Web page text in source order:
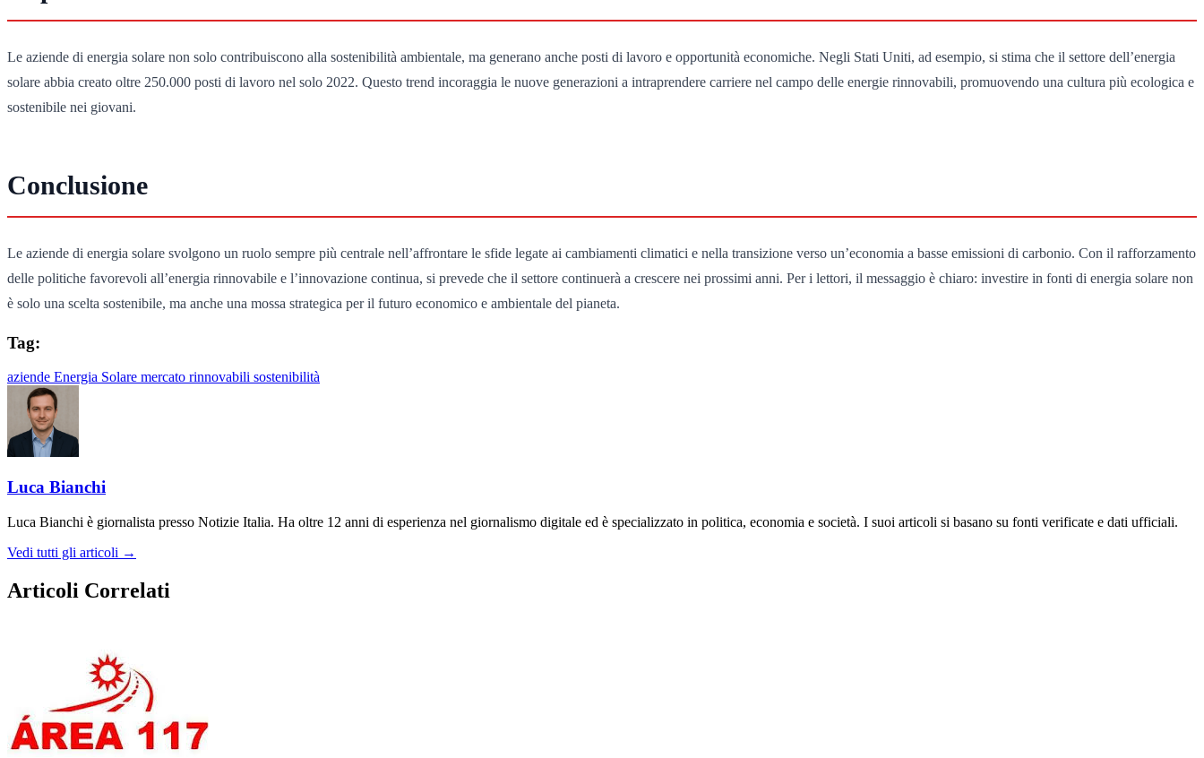
Le aziende di energia solare non solo contribuiscono alla sostenibilità ambientale, ma generano anche posti di lavoro e opportunità economiche. Negli Stati Uniti, ad esempio, si stima che il settore dell’energia
solare abbia creato oltre 250.000 posti di lavoro nel solo 2022. Questo trend incoraggia le nuove generazioni a intraprendere carriere nel campo delle energie rinnovabili, promuovendo una cultura più ecologica e
sostenibile nei giovani.
Conclusione
Le aziende di energia solare svolgono un ruolo sempre più centrale nell’affrontare le sfide legate ai cambiamenti climatici e nella transizione verso un’economia a basse emissioni di carbonio. Con il rafforzamento
delle politiche favorevoli all’energia rinnovabile e l’innovazione continua, si prevede che il settore continuerà a crescere nei prossimi anni. Per i lettori, il messaggio è chiaro: investire in fonti di energia solare non
è solo una scelta sostenibile, ma anche una mossa strategica per il futuro economico e ambientale del pianeta.
Tag:
aziende Energia Solare mercato rinnovabili sostenibilità
Luca Bianchi
Luca Bianchi è giornalista presso Notizie Italia. Ha oltre 12 anni di esperienza nel giornalismo digitale ed è specializzato in politica, economia e società. I suoi articoli si basano su fonti verificate e dati ufficiali.
Vedi tutti gli articoli →
Articoli Correlati